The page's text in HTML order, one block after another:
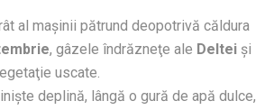
al maşinii pătrund deopotrivă căldura
, gâzele îndrăzneţe ale Deltei şi
uscate.
deplină, lângă o gură de apă dulce,